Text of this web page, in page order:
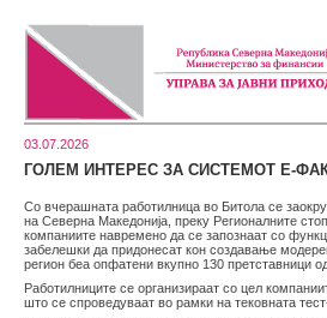
03.07.2026
ГОЛЕМ ИНТЕРЕС ЗА СИСТЕМОТ Е-
Со вчерашната работилница во Битола се
на Северна Македонија, преку Регионалните
компаниите навремено да се запознаат со
забелешки да придонесат кон создавање
регион беа опфатени вкупно 130 претставници
Работилниците се организираат со цел
што се спроведуваат во рамки на тековната